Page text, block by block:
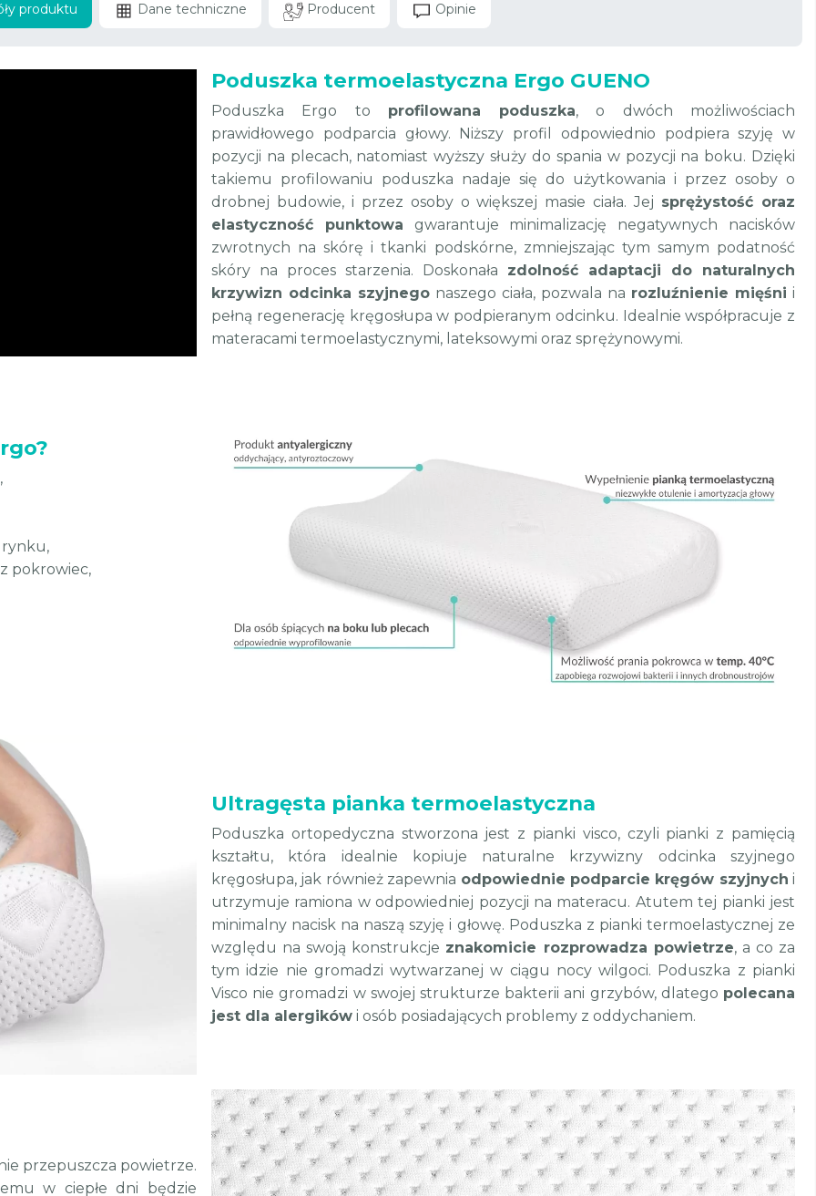
produktu Dane techniczne Producent Opinie
Poduszka termoelastyczna Ergo GUENO
Poduszka Ergo to profilowana poduszka, o dwóch możliwościach
prawidłowego podparcia głowy. Niższy profil odpowiednio podpiera szyję w
pozycji na plecach, natomiast wyższy służy do spania w pozycji na boku. Dzięki
takiemu profilowaniu poduszka nadaje się do użytkowania i przez osoby o
drobnej budowie, i przez osoby o większej masie ciała. Jej sprężystość oraz
elastyczność punktowa gwarantuje minimalizację negatywnych nacisków
zwrotnych na skórę i tkanki podskórne, zmniejszając tym samym podatność
skóry na proces starzenia. Doskonała zdolność adaptacji do naturalnych
krzywizn odcinka szyjnego naszego ciała, pozwala na rozluźnienie mięśni i
pełną regenerację kręgosłupa w podpieranym odcinku. Idealnie współpracuje z
materacami termoelastycznymi, lateksowymi oraz sprężynowymi.
rynku,
pokrowiec,
Ultragęsta pianka termoelastyczna
Poduszka ortopedyczna stworzona jest z pianki visco, czyli pianki z pamięcią
kształtu, która idealnie kopiuje naturalne krzywizny odcinka szyjnego
kręgosłupa, jak również zapewnia odpowiednie podparcie kręgów szyjnych i
utrzymuje ramiona w odpowiedniej pozycji na materacu. Atutem tej pianki jest
minimalny nacisk na naszą szyję i głowę. Poduszka z pianki termoelastycznej ze
względu na swoją konstrukcje znakomicie rozprowadza powietrze, a co za
tym idzie nie gromadzi wytwarzanej w ciągu nocy wilgoci. Poduszka z pianki
Visco nie gromadzi w swojej strukturze bakterii ani grzybów, dlatego polecana
jest dla alergików i osób posiadających problemy z oddychaniem.
przepuszcza powietrze.
w ciepłe dni będzie